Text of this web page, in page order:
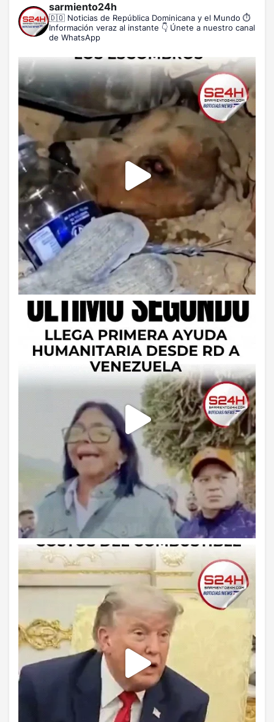
sarmiento24h
🇩🇴 Noticias de República Dominicana y el Mundo ⏱️
Información veraz al instante 👇 Únete a nuestro canal
de WhatsApp